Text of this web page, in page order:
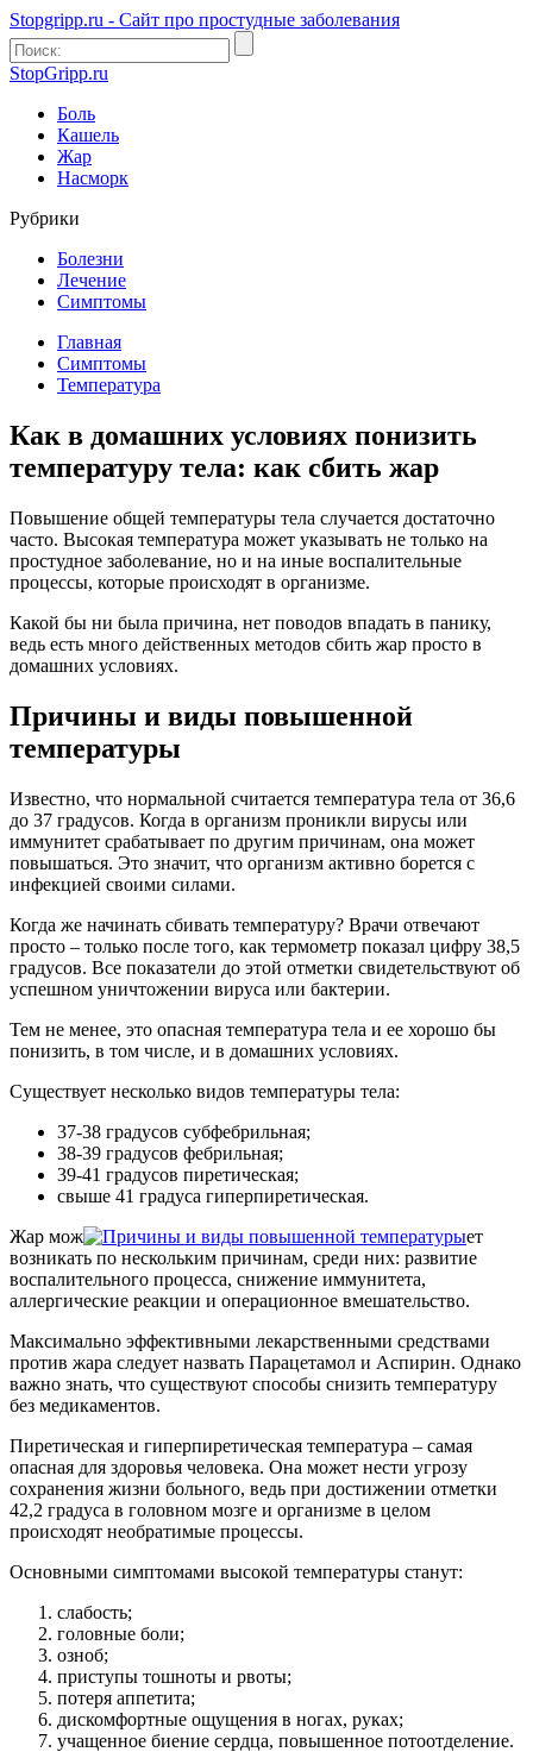
Stopgripp.ru - Cайт про простудные заболевания
StopGripp.ru
Боль
Кашель
Жар
Насморк
Рубрики
Болезни
Лечение
Симптомы
Главная
Симптомы
Температура
Как в домашних условиях понизить
температуру тела: как сбить жар
Повышение общей температуры тела случается достаточно
часто. Высокая температура может указывать не только на
простудное заболевание, но и на иные воспалительные
процессы, которые происходят в организме.
Какой бы ни была причина, нет поводов впадать в панику,
ведь есть много действенных методов сбить жар просто в
домашних условиях.
Причины и виды повышенной
температуры
Известно, что нормальной считается температура тела от 36,6
до 37 градусов. Когда в организм проникли вирусы или
иммунитет срабатывает по другим причинам, она может
повышаться. Это значит, что организм активно борется с
инфекцией своими силами.
Когда же начинать сбивать температуру? Врачи отвечают
просто – только после того, как термометр показал цифру 38,5
градусов. Все показатели до этой отметки свидетельствуют об
успешном уничтожении вируса или бактерии.
Тем не менее, это опасная температура тела и ее хорошо бы
понизить, в том числе, и в домашних условиях.
Существует несколько видов температуры тела:
37-38 градусов субфебрильная;
38-39 градусов фебрильная;
39-41 градусов пиретическая;
свыше 41 градуса гиперпиретическая.
Жар мож
ет
возникать по нескольким причинам, среди них: развитие
воспалительного процесса, снижение иммунитета,
аллергические реакции и операционное вмешательство.
Максимально эффективными лекарственными средствами
против жара следует назвать Парацетамол и Аспирин. Однако
важно знать, что существуют способы снизить температуру
без медикаментов.
Пиретическая и гиперпиретическая температура – самая
опасная для здоровья человека. Она может нести угрозу
сохранения жизни больного, ведь при достижении отметки
42,2 градуса в головном мозге и организме в целом
происходят необратимые процессы.
Основными симптомами высокой температуры станут:
слабость;
головные боли;
озноб;
приступы тошноты и рвоты;
потеря аппетита;
дискомфортные ощущения в ногах, руках;
учащенное биение сердца, повышенное потоотделение.